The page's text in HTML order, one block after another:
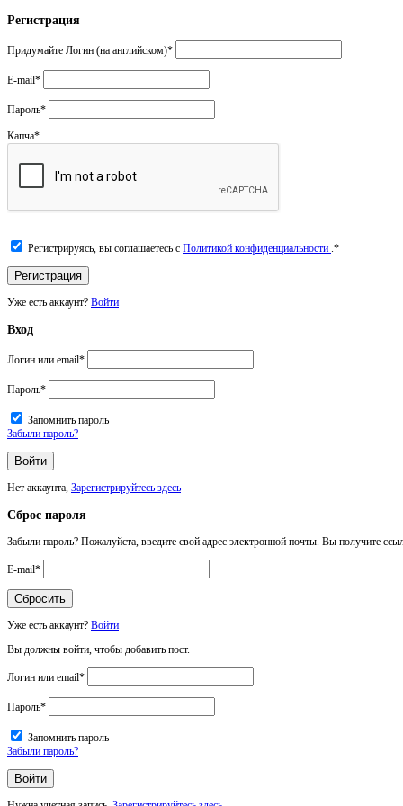
Регистрация
Придумайте Логин (на английском)*
E-mail*
Пароль*
Капча*
Регистрируясь, вы соглашаетесь с Политикой конфиденциальности .*
Уже есть аккаунт? Войти
Вход
Логин или email*
Пароль*
Запомнить пароль
Забыли пароль?
Нет аккаунта, Зарегистрируйтесь здесь
Сброс пароля
Забыли пароль? Пожалуйста, введите свой адрес электронной почты. Вы получите
E-mail*
Уже есть аккаунт? Войти
Вы должны войти, чтобы добавить пост.
Логин или email*
Пароль*
Запомнить пароль
Забыли пароль?